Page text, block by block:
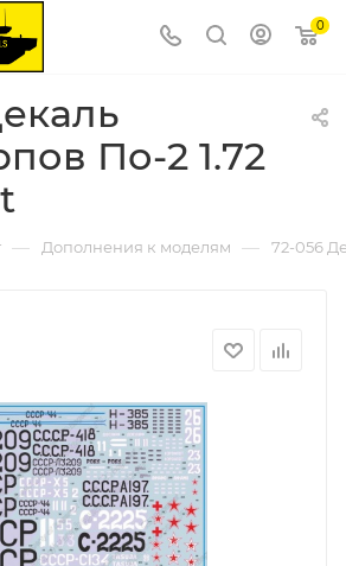
0
По-2 1.72
— Дополнения к моделям — 72-056